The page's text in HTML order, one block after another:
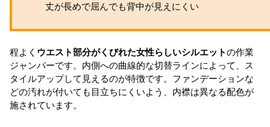
丈が長めで屈んでも背中が見えにくい
程よく ウエスト部分がくびれた女性らしいシルエットの作業
ジャンパーです。内側への曲線的な切替ラインによって、ス
タイルアップして見えるのが特徴です。ファンデーションな
どの汚れが付いても目立ちにくいよう、内襟は異なる配色が
施されています。